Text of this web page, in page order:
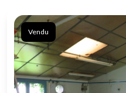
Vendu